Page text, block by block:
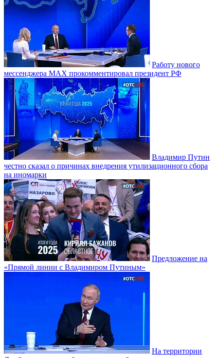
Работу нового
мессенджера MAX прокомментировал президент РФ
Владимир Путин
честно сказал о причинах внедрения утилизационного сбора
на иномарки
Предложение на
«Прямой линии с Владимиром Путиным»
На территории